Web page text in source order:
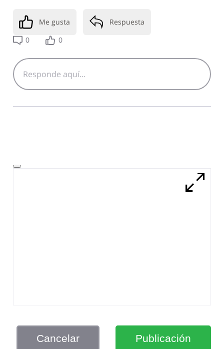
Me gusta
Respuesta
0
0
Cancelar Publicación